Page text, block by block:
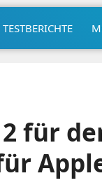
TESTBERICHTE
für